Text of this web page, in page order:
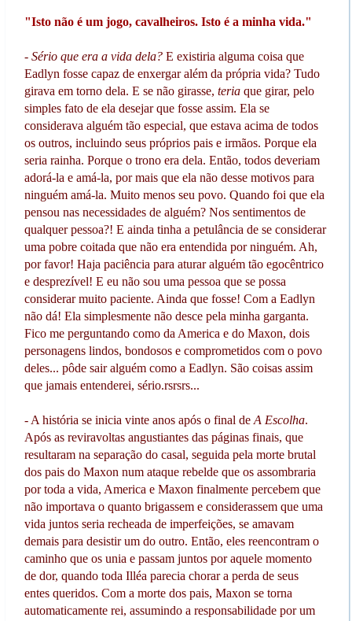
"Isto não é um jogo, cavalheiros. Isto é a minha vida."
- Sério que era a vida dela? E existiria alguma coisa que
Eadlyn fosse capaz de enxergar além da própria vida? Tudo
girava em torno dela. E se não girasse, teria que girar, pelo
simples fato de ela desejar que fosse assim. Ela se
considerava alguém tão especial, que estava acima de todos
os outros, incluindo seus próprios pais e irmãos. Porque ela
seria rainha. Porque o trono era dela. Então, todos deveriam
adorá-la e amá-la, por mais que ela não desse motivos para
ninguém amá-la. Muito menos seu povo. Quando foi que ela
pensou nas necessidades de alguém? Nos sentimentos de
qualquer pessoa?! E ainda tinha a petulância de se considerar
uma pobre coitada que não era entendida por ninguém. Ah,
por favor! Haja paciência para aturar alguém tão egocêntrico
e desprezível! E eu não sou uma pessoa que se possa
considerar muito paciente. Ainda que fosse! Com a Eadlyn
não dá! Ela simplesmente não desce pela minha garganta.
Fico me perguntando como da America e do Maxon, dois
personagens lindos, bondosos e comprometidos com o povo
deles... pôde sair alguém como a Eadlyn. São coisas assim
que jamais entenderei, sério.rsrsrs...
- A história se inicia vinte anos após o final de A Escolha.
Após as reviravoltas angustiantes das páginas finais, que
resultaram na separação do casal, seguida pela morte brutal
dos pais do Maxon num ataque rebelde que os assombraria
por toda a vida, America e Maxon finalmente percebem que
não importava o quanto brigassem e considerassem que uma
vida juntos seria recheada de imperfeições, se amavam
demais para desistir um do outro. Então, eles reencontram o
caminho que os unia e passam juntos por aquele momento
de dor, quando toda Illéa parecia chorar a perda de seus
entes queridos. Com a morte dos pais, Maxon se torna
automaticamente rei, assumindo a responsabilidade por um